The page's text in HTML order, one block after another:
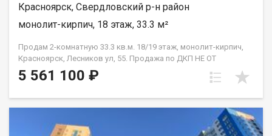
Красноярск, Свердловский р-н район
монолит-кирпич, 18 этаж, 33.3 м²
Продам 2-комнатную 33.3 кв.м. 18/19 этаж, монолит-кирпич,
Красноярск, Лесников ул, 55. Продажа по ДКП НЕ ОТ
ЗАСТРОЙЩИКА.
5 561 100 ₽